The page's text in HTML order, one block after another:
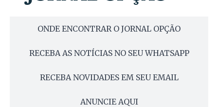
ONDE ENCONTRAR O JORNAL OPÇÃO
RECEBA AS NOTÍCIAS NO SEU WHATSAPP
RECEBA NOVIDADES EM SEU EMAIL
ANUNCIE AQUI